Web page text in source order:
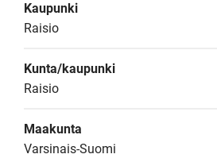
Kaupunki
Raisio
Kunta/kaupunki
Raisio
Maakunta
Varsinais-Suomi